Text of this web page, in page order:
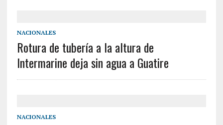
NACIONALES
Rotura de tubería a la altura de
Intermarine deja sin agua a Guatire
NACIONALES